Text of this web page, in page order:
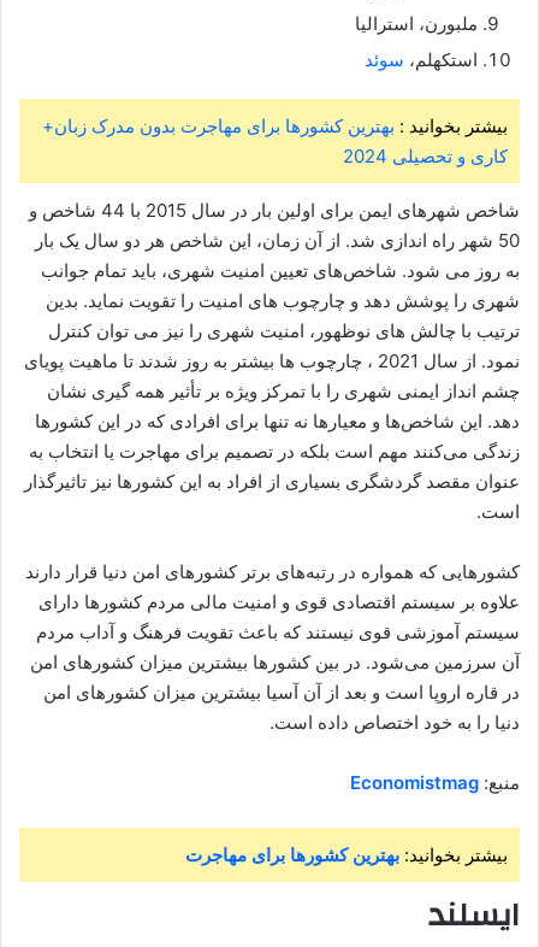
ملبورن، استرالیا
استکهلم، سوئد
بیشتر بخوانید : بهترین کشورها برای مهاجرت بدون مدرک زبان+
کاری و تحصیلی 2024
شاخص شهرهای ایمن برای اولین بار در سال 2015 با 44 شاخص و
50 شهر راه اندازی شد. از آن زمان، این شاخص هر دو سال یک بار
به روز می شود. شاخص‌های تعیین امنیت شهری، باید تمام جوانب
شهری را پوشش دهد و چارچوب های امنیت را تقویت نماید. بدین
ترتیب با چالش های نوظهور، امنیت شهری را نیز می توان کنترل
نمود. از سال 2021 ، چارچوب ها بیشتر به روز شدند تا ماهیت پویای
چشم انداز ایمنی شهری را با تمرکز ویژه بر تأثیر همه گیری نشان
دهد. این شاخص‌ها و معیارها نه تنها برای افرادی که در این کشورها
زندگی می‌کنند مهم است بلکه در تصمیم برای مهاجرت یا انتخاب به
عنوان مقصد گردشگری بسیاری از افراد به این کشورها نیز تاثیرگذار
است.
کشورهایی که همواره در رتبه‌های برتر کشورهای امن دنیا قرار دارند
علاوه بر سیستم اقتصادی قوی و امنیت مالی مردم کشورها دارای
سیستم آموزشی قوی نیستند که باعث تقویت فرهنگ و آداب مردم
آن سرزمین می‌شود. در بین کشورها بیشترین میزان کشورهای امن
در قاره اروپا است و بعد از آن آسیا بیشترین میزان کشورهای امن
دنیا را به خود اختصاص داده است.
منبع: Economistmag
بیشتر بخوانید: بهترین کشورها برای مهاجرت
ایسلند